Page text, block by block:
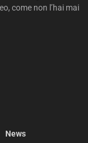
come non l’hai mai
News